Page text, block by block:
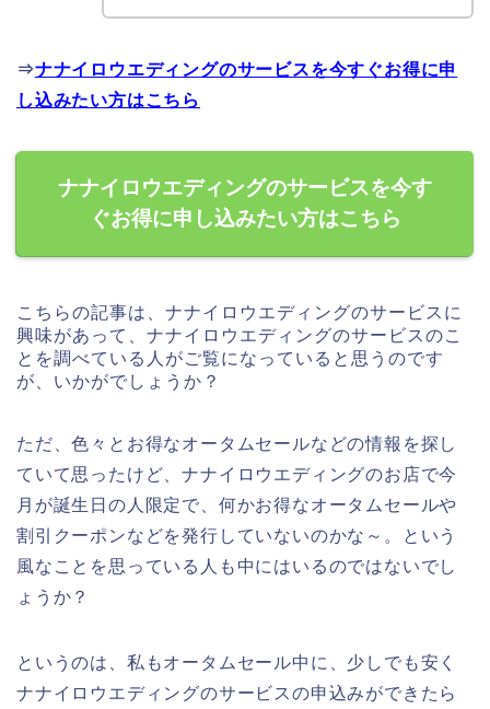
⇒ナナイロウエディングのサービスを今すぐお得に申
し込みたい方はこちら
ナナイロウエディングのサービスを今す
ぐお得に申し込みたい方はこちら
こちらの記事は、ナナイロウエディングのサービスに
興味があって、ナナイロウエディングのサービスのこ
とを調べている人がご覧になっていると思うのです
が、いかがでしょうか？
ただ、色々とお得なオータムセールなどの情報を探し
ていて思ったけど、ナナイロウエディングのお店で今
月が誕生日の人限定で、何かお得なオータムセールや
割引クーポンなどを発行していないのかな～。という
風なことを思っている人も中にはいるのではないでし
ょうか？
というのは、私もオータムセール中に、少しでも安く
ナナイロウエディングのサービスの申込みができたら